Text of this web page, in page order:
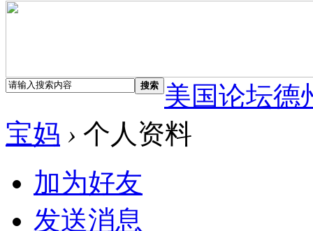
搜索
美国论坛德
宝妈 › 个人资料
加为好友
发送消息